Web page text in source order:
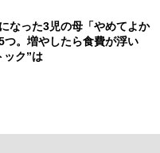
なった3児の母「やめてよか
つ。増やしたら食費が浮い
ック”は